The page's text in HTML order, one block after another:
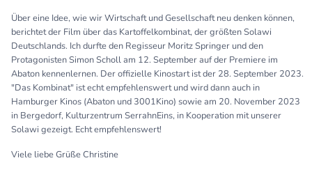
Über eine Idee, wie wir Wirtschaft und Gesellschaft neu denken können,
berichtet der Film über das Kartoffelkombinat, der größten Solawi
Deutschlands. Ich durfte den Regisseur Moritz Springer und den
Protagonisten Simon Scholl am 12. September auf der Premiere im
Abaton kennenlernen. Der offizielle Kinostart ist der 28. September 2023.
"Das Kombinat" ist echt empfehlenswert und wird dann auch in
Hamburger Kinos (Abaton und 3001Kino) sowie am 20. November 2023
in Bergedorf, Kulturzentrum SerrahnEins, in Kooperation mit unserer
Solawi gezeigt. Echt empfehlenswert!
Viele liebe Grüße Christine